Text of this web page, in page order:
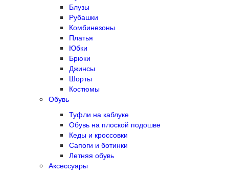
Блузы
Рубашки
Комбинезоны
Платья
Юбки
Брюки
Джинсы
Шорты
Костюмы
Обувь
Туфли на каблуке
Обувь на плоской подошве
Кеды и кроссовки
Сапоги и ботинки
Летняя обувь
Аксессуары